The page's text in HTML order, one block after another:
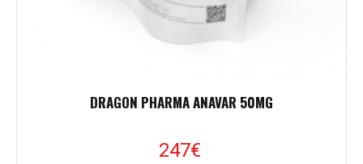
DRAGON PHARMA ANAVAR 50MG
247€